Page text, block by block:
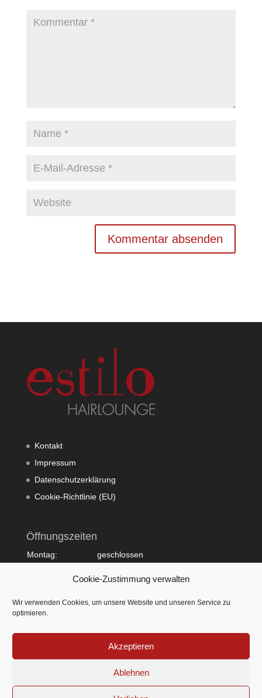
Cookie-Zustimmung verwalten
Wir verwenden Cookies, um unsere Website und unseren Service zu
optimieren.
Akzeptieren
Ablehnen
Kontakt
Impressum
Datenschutzerklärung
Cookie-Richtlinie (EU)
Öffnungszeiten
Montag:
geschlossen
09:00 - 18:00
Freitag: